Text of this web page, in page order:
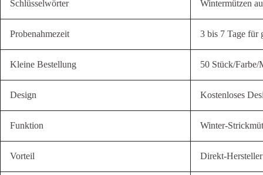
Schlüsselwörter Wintermützen
Probenahmezeit 3 bis 7 Tage für
Kleine Bestellung 50 Stück/Farbe/
Design Kostenloses
Funktion Winter-
Vorteil Direkt-Hersteller